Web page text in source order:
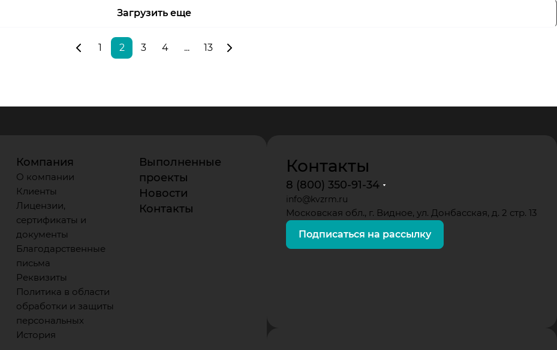
Загрузить еще
1 2 3 4 ... 13
Компания
О компании
Клиенты
Лицензии,
сертификаты и
документы
Благодарственные
письма
Реквизиты
Политика в области
обработки и защиты
персональных
История
Выполненные
проекты
Новости
Контакты
Контакты
8 (800) 350-91-34
info@kvzrm.ru
Московская обл., г. Видное, ул. Донбасская, д. 2 стр. 13
Подписаться на рассылку